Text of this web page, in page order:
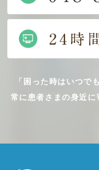
「困った時はいつで
常に患者さまの身近に